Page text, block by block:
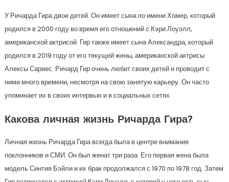
У Ричарда Гира двое детей. Он имеет сына по имени Хомер, который
родился в 2000 году во время его отношений с Кэри Лоуэлл,
американской актрисой. Гир также имеет сына Александра, который
родился в 2019 году от его текущей жены, американской актрисы
Алексы Сариес. Ричард Гир очень любит своих детей и проводит с
ними много времени, несмотря на свою занятую карьеру. Он часто
упоминает их в своих интервью и в социальных сетях.
Какова личная жизнь Ричарда Гира?
Личная жизнь Ричарда Гира всегда была в центре внимания
поклонников и СМИ. Он был женат три раза. Его первая жена была
модель Синтия Бэйли и их брак продолжался с 1970 по 1978 год. Затем